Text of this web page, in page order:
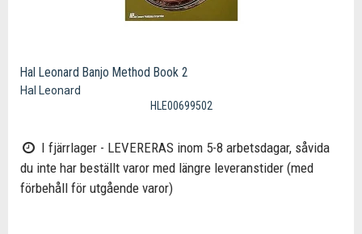
Hal Leonard Banjo Method Book 2
Hal Leonard
HLE00699502
I fjärrlager - LEVERERAS inom 5-8 arbetsdagar, såvida
du inte har beställt varor med längre leveranstider (med
förbehåll för utgående varor)